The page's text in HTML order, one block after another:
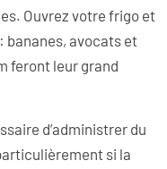
Ouvrez votre frigo et
bananes, avocats et
feront leur grand
d’administrer du
si la